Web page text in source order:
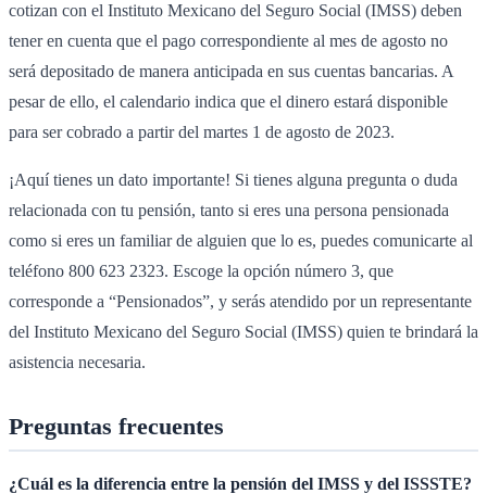
cotizan con el Instituto Mexicano del Seguro Social (IMSS) deben
tener en cuenta que el pago correspondiente al mes de agosto no
será depositado de manera anticipada en sus cuentas bancarias. A
pesar de ello, el calendario indica que el dinero estará disponible
para ser cobrado a partir del martes 1 de agosto de 2023.
¡Aquí tienes un dato importante! Si tienes alguna pregunta o duda
relacionada con tu pensión, tanto si eres una persona pensionada
como si eres un familiar de alguien que lo es, puedes comunicarte al
teléfono 800 623 2323. Escoge la opción número 3, que
corresponde a “Pensionados”, y serás atendido por un representante
del Instituto Mexicano del Seguro Social (IMSS) quien te brindará la
asistencia necesaria.
Preguntas frecuentes
¿Cuál es la diferencia entre la pensión del IMSS y del ISSSTE?